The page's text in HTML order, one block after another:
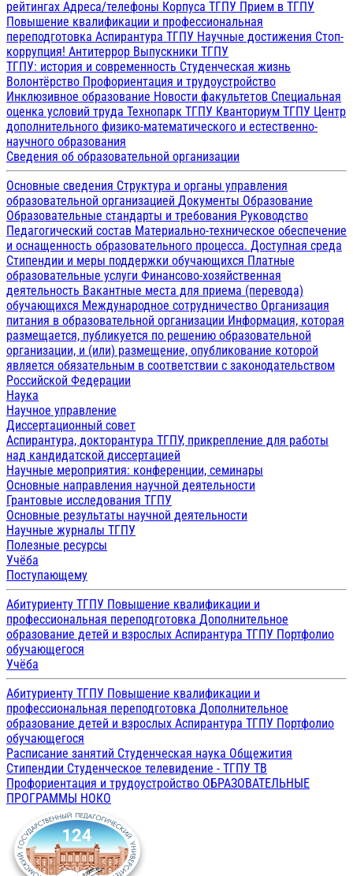
рейтингах Адреса/телефоны Корпуса ТГПУ Прием в ТГПУ
Повышение квалификации и профессиональная
переподготовка Аспирантура ТГПУ Научные достижения Стоп-
коррупция! Антитеррор Выпускники ТГПУ
ТГПУ: история и современность Студенческая жизнь
Волонтёрство Профориентация и трудоустройство
Инклюзивное образование Новости факультетов Специальная
оценка условий труда Технопарк ТГПУ Кванториум ТГПУ Центр
дополнительного физико-математического и естественно-
научного образования
Сведения об образовательной организации
Основные сведения Структура и органы управления
образовательной организацией Документы Образование
Образовательные стандарты и требования Руководство
Педагогический состав Материально-техническое обеспечение
и оснащенность образовательного процесса. Доступная среда
Стипендии и меры поддержки обучающихся Платные
образовательные услуги Финансово-хозяйственная
деятельность Вакантные места для приема (перевода)
обучающихся Международное сотрудничество Организация
питания в образовательной организации Информация, которая
размещается, публикуется по решению образовательной
организации, и (или) размещение, опубликование которой
является обязательным в соответствии с законодательством
Российской Федерации
Наука
Научное управление
Диссертационный совет
Аспирантура, докторантура ТГПУ, прикрепление для работы
над кандидатской диссертацией
Научные мероприятия: конференции, семинары
Основные направления научной деятельности
Грантовые исследования ТГПУ
Основные результаты научной деятельности
Научные журналы ТГПУ
Полезные ресурсы
Учёба
Поступающему
Абитуриенту ТГПУ Повышение квалификации и
профессиональная переподготовка Дополнительное
образование детей и взрослых Аспирантура ТГПУ Портфолио
обучающегося
Учёба
Абитуриенту ТГПУ Повышение квалификации и
профессиональная переподготовка Дополнительное
образование детей и взрослых Аспирантура ТГПУ Портфолио
обучающегося
Расписание занятий Студенческая наука Общежития
Стипендии Студенческое телевидение - ТГПУ ТВ
Профориентация и трудоустройство ОБРАЗОВАТЕЛЬНЫЕ
ПРОГРАММЫ НОКО